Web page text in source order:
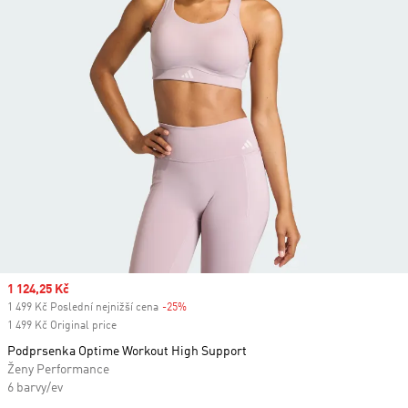
Sale price
1 124,25 Kč
1 499 Kč Poslední nejnižší cena -25%
1 499 Kč Original price
Podprsenka Optime Workout High Support
Ženy Performance
6 barvy/ev